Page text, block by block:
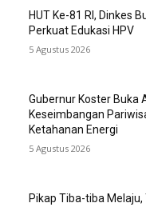
HUT Ke-81 RI, Dinkes
Perkuat Edukasi HPV
5 Agustus 2026
Gubernur Koster Buka
Keseimbangan
Ketahanan Energi
5 Agustus 2026
Pikap Tiba-tiba